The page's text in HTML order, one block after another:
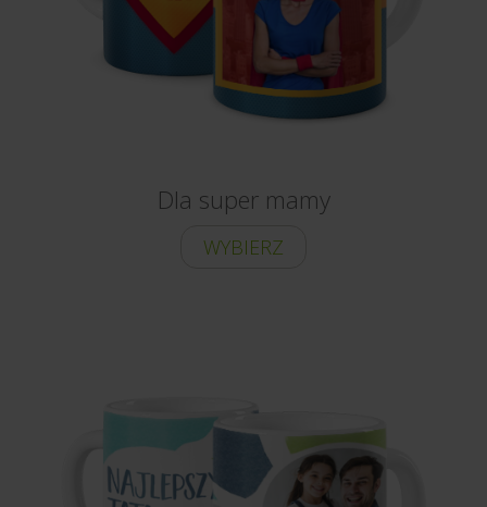
Dla super mamy
WYBIERZ